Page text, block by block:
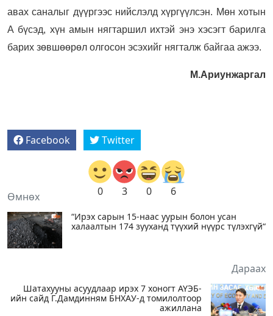
авах саналыг дүүргээс нийслэлд хүргүүлсэн. Мөн хотын
А бүсэд, хүн амын нягтаршил ихтэй энэ хэсэгт барилга
барих зөвшөөрөл олгосон эсэхийг нягталж байгаа ажээ.
М.Ариунжаргал
Facebook Twitter
0 3 0 6
Өмнөх
“Ирэх сарын 15-наас уурын болон усан
халаалтын 174 зууханд түүхий нүүрс түлэхгүй“
Дараах
Шатахууны асуудлаар ирэх 7 хоногт АҮЭБ-
ийн сайд Г.Дамдинням БНХАУ-д томилолтоор
ажиллана